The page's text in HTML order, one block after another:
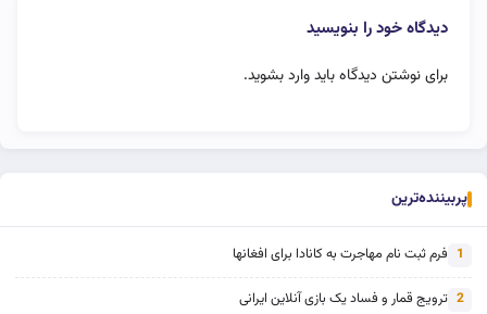
دیدگاه خود را بنویسید
برای نوشتن دیدگاه بایدوارد بشوید.
پربیننده‌ترین
1 فرم ثبت نام مهاجرت به کانادا برای افغانها
2 ترویج قمار و فساد یک بازی آنلاین ایرانی